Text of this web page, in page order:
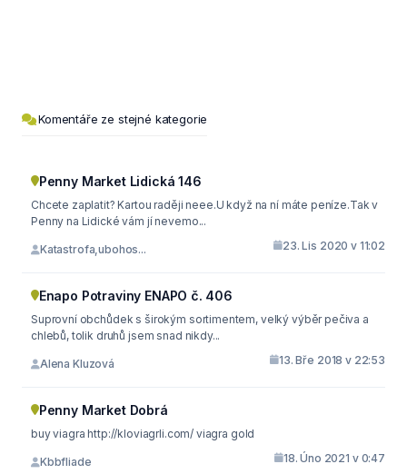
Komentáře ze stejné kategorie
Penny Market Lidická 146
Chcete zaplatit? Kartou raději neee.U když na ní máte peníze.Tak v
Penny na Lidické vám jí nevemo...
Katastrofa,ubohos... 23. Lis 2020 v 11:02
Enapo Potraviny ENAPO č. 406
Suprovní obchůdek s širokým sortimentem, velký výběr pečiva a
chlebů, tolik druhů jsem snad nikdy...
Alena Kluzová 13. Bře 2018 v 22:53
Penny Market Dobrá
buy viagra http://kloviagrli.com/ viagra gold
Kbbfliade 18. Úno 2021 v 0:47